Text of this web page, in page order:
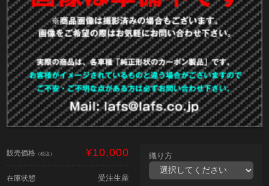
販売価格 （税込） ¥10,000
在庫状態 受注生産
織り方